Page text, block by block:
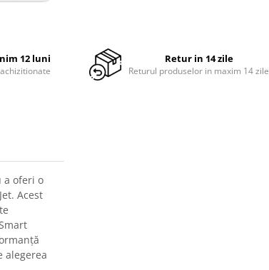
12 luni Retur in 14 zile
Returul produselor in maxim 14 zile
a oferi o
Acest
alegerea